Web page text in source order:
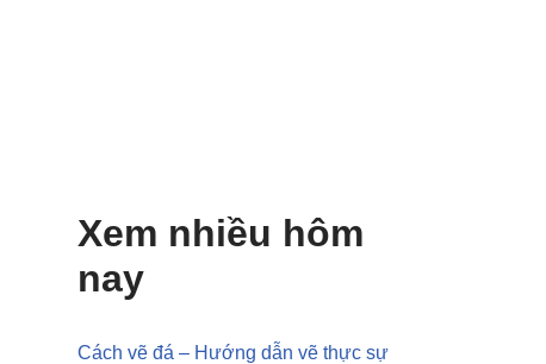
Xem nhiều hôm
nay
Cách vẽ đá – Hướng dẫn vẽ thực sự